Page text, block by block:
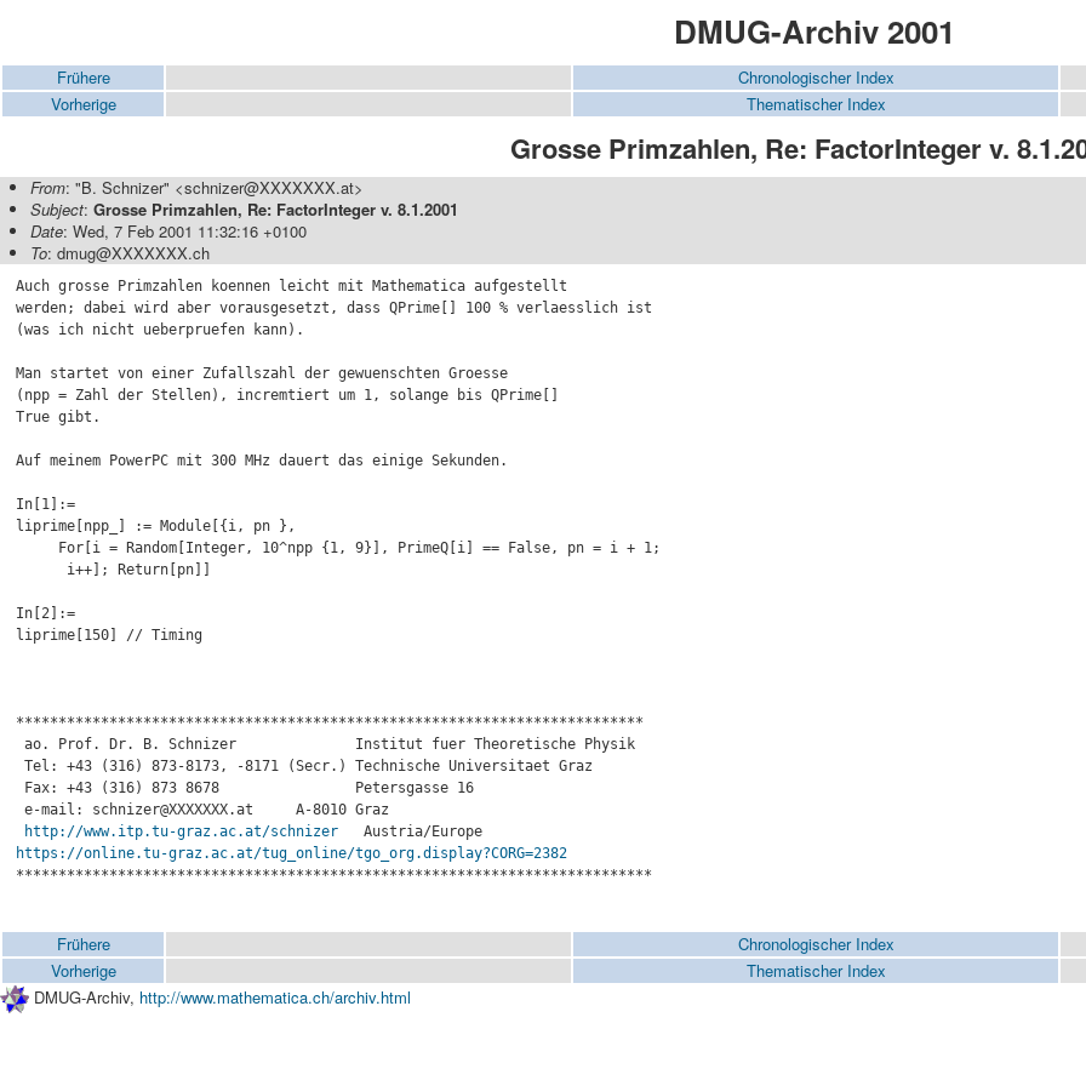
DMUG-Archiv 2001
Frühere Chronologischer Index
Vorherige
Thematischer Index
Grosse Primzahlen, Re: FactorInteger v.
From: "B. Schnizer" <schnizer@XXXXXXX.at>
Subject: Grosse Primzahlen, Re: FactorInteger v. 8.1.2001
Date: Wed, 7 Feb 2001 11:32:16 +0100
To: dmug@XXXXXXX.ch
Auch grosse Primzahlen koennen leicht mit Mathematica aufgestellt
werden; dabei wird aber vorausgesetzt, dass QPrime[] 100 % verlaesslich ist
(was ich nicht ueberpruefen kann).
Man startet von einer Zufallszahl der gewuenschten Groesse
(npp = Zahl der Stellen), incremtiert um 1, solange bis QPrime[]
True gibt.
Auf meinem PowerPC mit 300 MHz dauert das einige Sekunden.
In[1]:=
liprime[npp_] := Module[{i, pn },
In[2]:=
liprime[150] // Timing
**************************************************************************
http://www.itp.tu-graz.ac.at/schnizer
https://online.tu-graz.ac.at/tug_online/tgo_org.display?CORG=2382
***************************************************************************
Frühere Chronologischer Index
Vorherige
Thematischer Index
DMUG-Archiv, http://www.mathematica.ch/archiv.html